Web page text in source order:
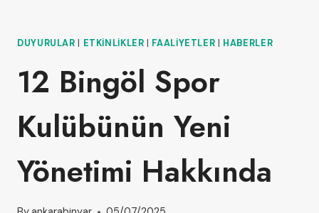
DUYURULAR ETKINLIKLER FAALIYETLER HABERLER
12 Bingöl Spor
Kulübünün Yeni
Yönetimi Hakkında